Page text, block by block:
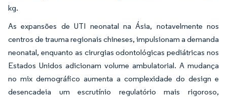
kg.
As expansões de UTI neonatal na Ásia, notavelmente nos
centros de trauma regionais chineses, impulsionam a demanda
neonatal, enquanto as cirurgias odontológicas pediátricas nos
Estados Unidos adicionam volume ambulatorial. A mudança
no mix demográfico aumenta a complexidade do design e
desencadeia um escrutínio regulatório mais rigoroso,